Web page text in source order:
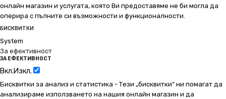
онлайн магазин и услугата, която Ви предоставяме не би могла да
оперира с пълните си възможности и функционалности.
БИСКВИТКИ
System
За ефективност
ЗА ЕФЕКТИВНОСТ
Вкл.Изкл.
Бисквитки за анализ и статистика - Тези „бисквитки“ ни помагат да
анализираме използването на нашия онлайн магазин и да